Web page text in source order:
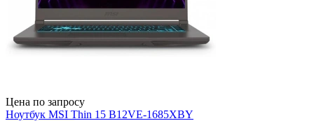
Цена по запросу
Ноутбук MSI Thin 15 B12VE-1685XBY